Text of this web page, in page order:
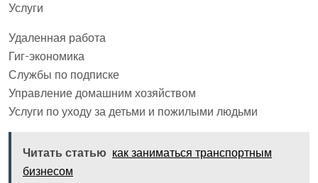
Услуги
Удаленная работа
Гиг-экономика
Службы по подписке
Управление домашним хозяйством
Услуги по уходу за детьми и пожилыми людьми
Читать статью как заниматься транспортным
бизнесом